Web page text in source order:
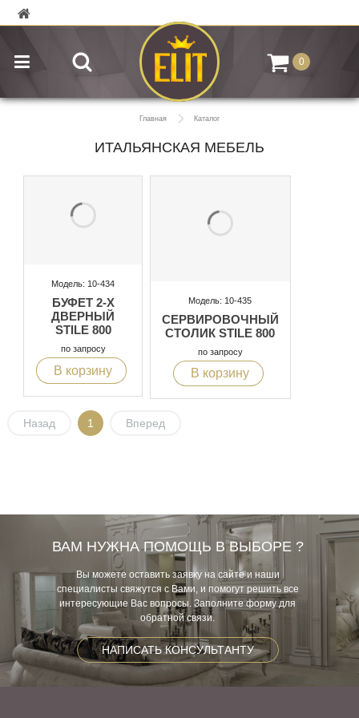
0
Главная Каталог
ИТАЛЬЯНСКАЯ МЕБЕЛЬ
Модель: 10-434
БУФЕТ 2-Х
ДВЕРНЫЙ
STILE 800
по запросу
В корзину
Модель: 10-435
СЕРВИРОВОЧНЫЙ
СТОЛИК STILE 800
по запросу
В корзину
Назад 1 Вперед
ВАМ НУЖНА ПОМОЩЬ В ВЫБОРЕ ?
Вы можете оставить заявку на сайте и наши
специалисты свяжутся с Вами, и помогут решить все
интересующие Вас вопросы. Заполните форму для
обратной связи.
НАПИСАТЬ КОНСУЛЬТАНТУ